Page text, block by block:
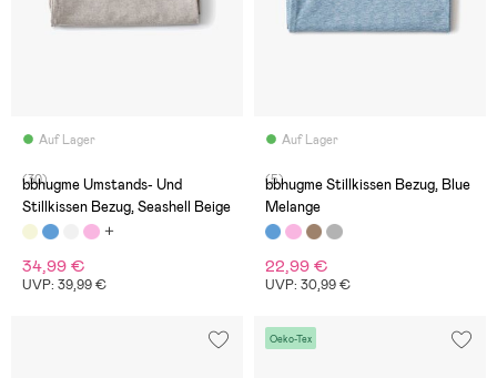
Auf Lager
(30)
bbhugme Umstands- Und
Stillkissen Bezug, Seashell Beige
34,99 €
UVP: 39,99 €
Auf Lager
(5)
bbhugme Stillkissen Bezug, Blue
Melange
22,99 €
UVP: 30,99 €
Oeko-Tex